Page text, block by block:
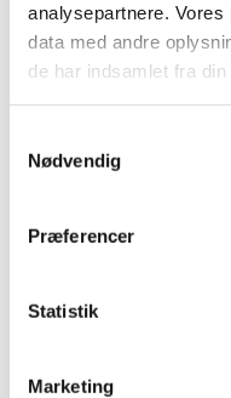
analysepartnere.
data med andre
de har indsamlet fra
Nødvendig
Præferencer
Statistik
Marketing
Du vil